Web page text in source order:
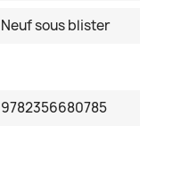
Neuf sous blister
9782356680785